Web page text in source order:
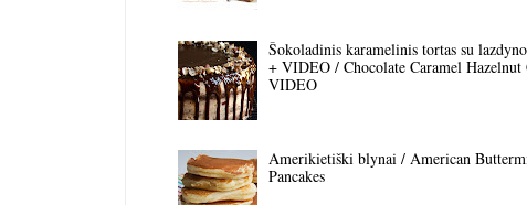
Šokoladinis karamelinis tortas su
+ VIDEO / Chocolate Caramel Hazelnut
VIDEO
Amerikietiški blynai / American
Pancakes